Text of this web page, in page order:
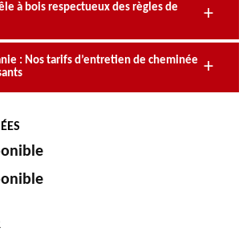
à bois respectueux des règles de
: Nos tarifs d’entretien de cheminée